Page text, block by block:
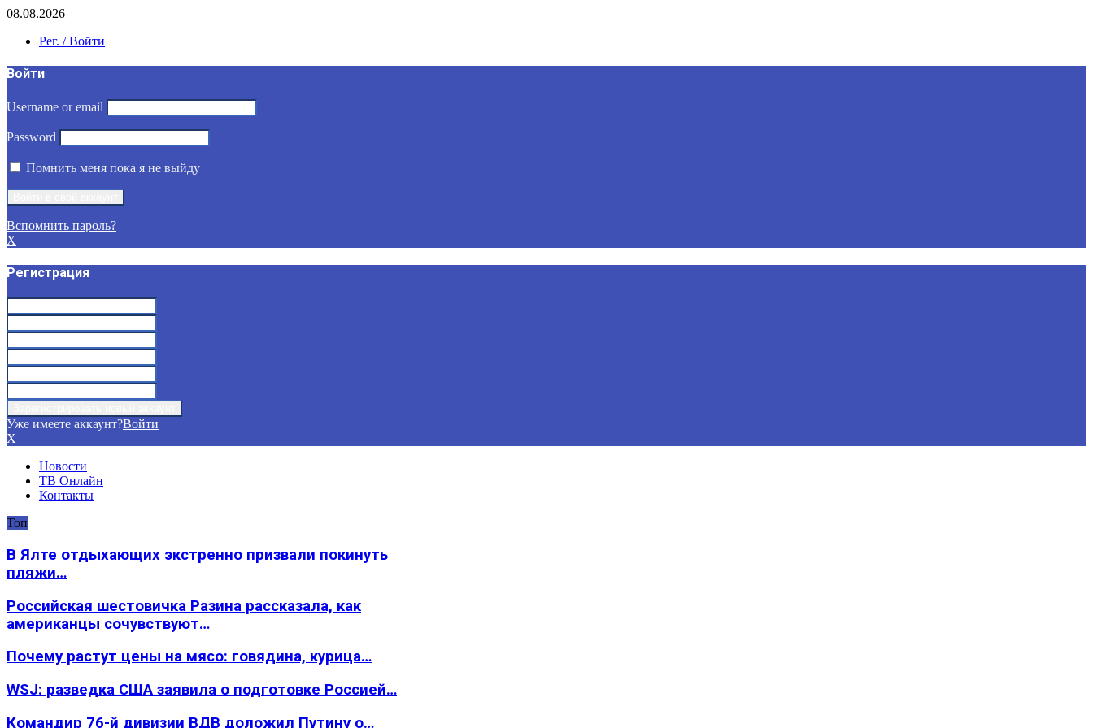
08.08.2026
Рег. / Войти
Войти
Username or email
Password
Помнить меня пока я не выйду
Вспомнить пароль?
X
Регистрация
Уже имеете аккаунт?Войти
X
Новости
ТВ Онлайн
Контакты
Топ
В Ялте отдыхающих экстренно призвали покинуть
пляжи…
Российская шестовичка Разина рассказала, как
американцы сочувствуют…
Почему растут цены на мясо: говядина, курица…
WSJ: разведка США заявила о подготовке Россией…
Командир 76-й дивизии ВДВ доложил Путину о…